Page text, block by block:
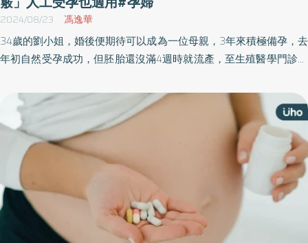
2024/08/23 馮逸華
34歲的劉小姐，婚後便期待可以成為一位母親，3年來積極備孕，去
年初自然受孕成功，但胚胎還沒滿4週時就流產，至生殖醫學門診接
過度用力導致大出血，雖接受黃體素及止血劑治療後已改善，但有
復發風險，因此接受中醫保胎照護，積極調理身體狀況，並已於今
年順利產子。